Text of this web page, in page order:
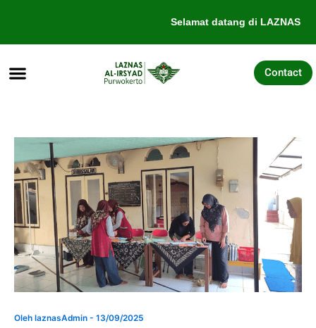
konten
Selamat datang di LAZNAS
Contact
Oleh laznasAdmin - 13/09/2025